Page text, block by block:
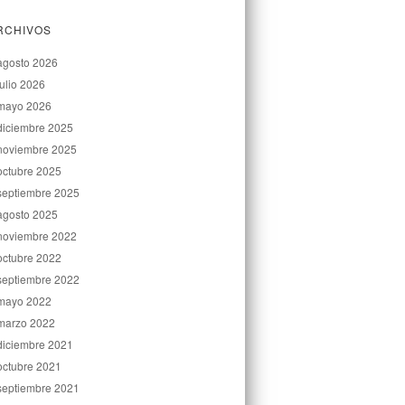
2026
2026
2026
2025
2025
2025
2025
2025
2022
2022
2022
2022
2022
2021
2021
2021